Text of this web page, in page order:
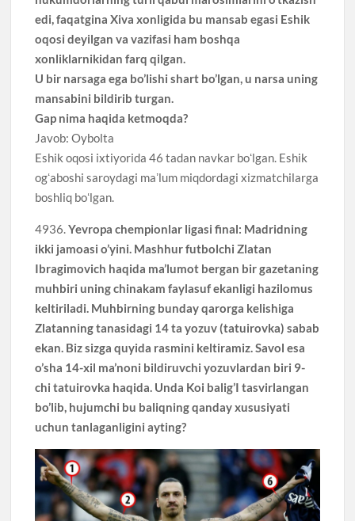
edi, faqatgina Xiva xonligida bu mansab egasi Eshik
oqosi deyilgan va vazifasi ham boshqa
xonliklarnikidan farq qilgan.
U bir narsaga ega bo’lishi shart bo’lgan, u narsa uning
mansabini bildirib turgan.
Gap nima haqida ketmoqda?
Javob: Oybolta
Eshik oqosi ixtiyorida 46 tadan navkar boʻlgan. Eshik
ogʻaboshi saroydagi maʼlum miqdordagi xizmatchilarga
boshliq boʻlgan.
4936.Yevropa chempionlar ligasi final: Madridning
ikki jamoasi o’yini. Mashhur futbolchi Zlatan
Ibragimovich haqida ma’lumot bergan bir gazetaning
muhbiri uning chinakam faylasuf ekanligi hazilomus
keltiriladi. Muhbirning bunday qarorga kelishiga
Zlatanning tanasidagi 14 ta yozuv (tatuirovka) sabab
ekan. Biz sizga quyida rasmini keltiramiz. Savol esa
o’sha 14-xil ma’noni bildiruvchi yozuvlardan biri 9-
chi tatuirovka haqida. Unda Koi balig’I tasvirlangan
bo’lib, hujumchi bu baliqning qanday xususiyati
uchun tanlaganligini ayting?